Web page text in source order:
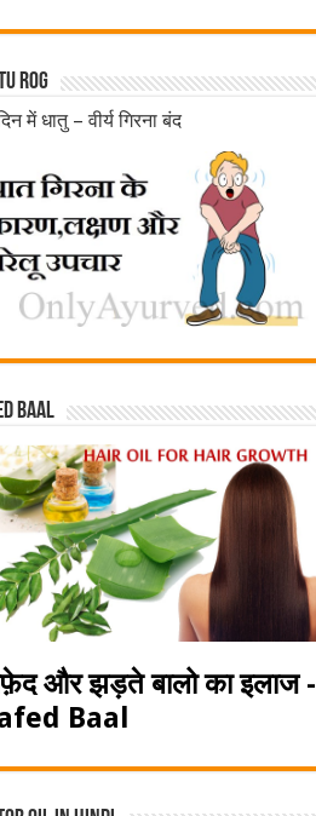
rog
में धातु – वीर्य गिरना बंद
baal
और झड़ते बालो का इलाज -
Baal